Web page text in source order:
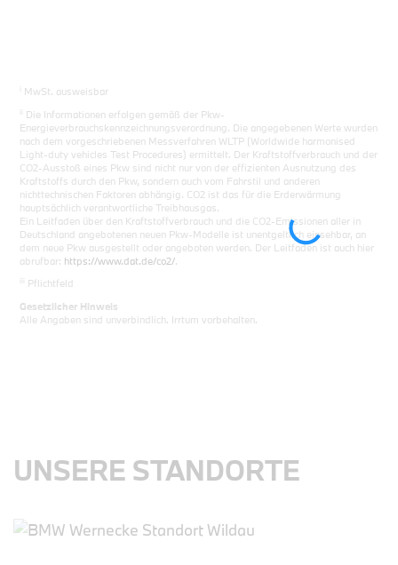
MwSt. ausweisbar
Die Informationen erfolgen gemäß der Pkw-
Energieverbrauchskennzeichnungsverordnung. Die angegebenen Werte wurden
nach dem vorgeschriebenen Messverfahren WLTP (Worldwide harmonised
Light-duty vehicles Test Procedures) ermittelt. Der Kraftstoffverbrauch und der
CO2-Ausstoß eines Pkw sind nicht nur von der effizienten Ausnutzung des
Kraftstoffs durch den Pkw, sondern auch vom Fahrstil und anderen
nichttechnischen Faktoren abhängig. CO2 ist das für die Erderwärmung
hauptsächlich verantwortliche Treibhausgas.
Ein Leitfaden über den Kraftstoffverbrauch und die CO2-Emissionen aller in
Deutschland angebotenen neuen Pkw-Modelle ist unentgeltlich einsehbar, an
dem neue Pkw ausgestellt oder angeboten werden. Der Leitfaden ist auch hier
abrufbar: https://www.dat.de/co2/.
Pflichtfeld
Gesetzlicher Hinweis
Alle Angaben sind unverbindlich. Irrtum vorbehalten.
UNSERE STANDORTE